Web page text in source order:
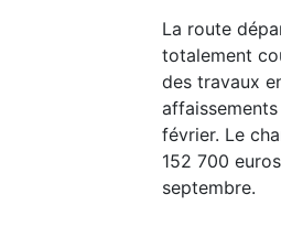
La route
totalement
des travaux
février. Le
152 700
septembre.